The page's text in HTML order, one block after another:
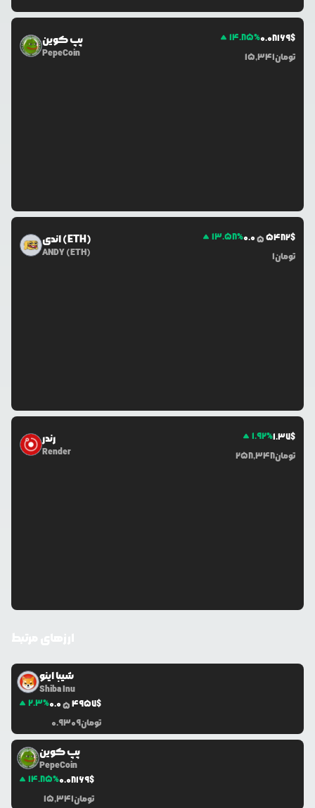
پپ کوین
PepeCoin
14.85%0.08169$
15,341تومان
اندی (ETH)
ANDY (ETH)
13.58%0.055482$
1تومان
رندر
Render
1.92%1.37$
258,348تومان
شیبا اینو
Shiba Inu
2.3%0.054957$
0.9309تومان
پپ کوین
PepeCoin
14.85%0.08169$
15,341تومان